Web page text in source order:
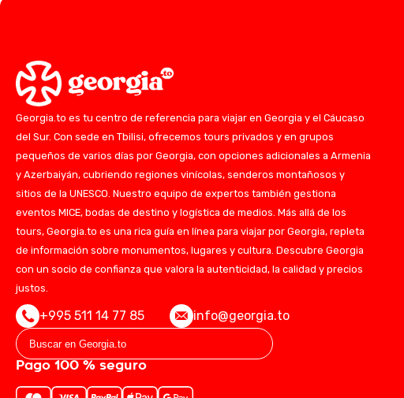
Georgia.to es tu centro de referencia para viajar en Georgia y el Cáucaso
del Sur. Con sede en Tbilisi, ofrecemos tours privados y en grupos
pequeños de varios días por Georgia, con opciones adicionales a Armenia
y Azerbaiyán, cubriendo regiones vinícolas, senderos montañosos y
sitios de la UNESCO. Nuestro equipo de expertos también gestiona
eventos MICE, bodas de destino y logística de medios. Más allá de los
tours, Georgia.to es una rica guía en línea para viajar por Georgia, repleta
de información sobre monumentos, lugares y cultura. Descubre Georgia
con un socio de confianza que valora la autenticidad, la calidad y precios
justos.
+995 511 14 77 85 info@georgia.to
Pago 100 % seguro